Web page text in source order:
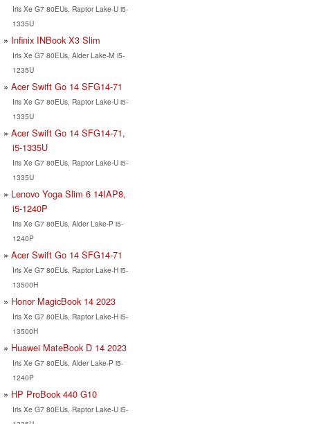
Iris Xe G7 80EUs, Raptor Lake-U i5-
1335U
Infinix INBook X3 Slim
Iris Xe G7 80EUs, Alder Lake-M i5-
1235U
Acer Swift Go 14 SFG14-71
Iris Xe G7 80EUs, Raptor Lake-U i5-
1335U
Acer Swift Go 14 SFG14-71,
i5-1335U
Iris Xe G7 80EUs, Raptor Lake-U i5-
1335U
Lenovo Yoga Slim 6 14IAP8,
i5-1240P
Iris Xe G7 80EUs, Alder Lake-P i5-
1240P
Acer Swift Go 14 SFG14-71
Iris Xe G7 80EUs, Raptor Lake-H i5-
13500H
Honor MagicBook 14 2023
Iris Xe G7 80EUs, Raptor Lake-H i5-
13500H
Huawei MateBook D 14 2023
Iris Xe G7 80EUs, Alder Lake-P i5-
1240P
HP ProBook 440 G10
Iris Xe G7 80EUs, Raptor Lake-U i5-